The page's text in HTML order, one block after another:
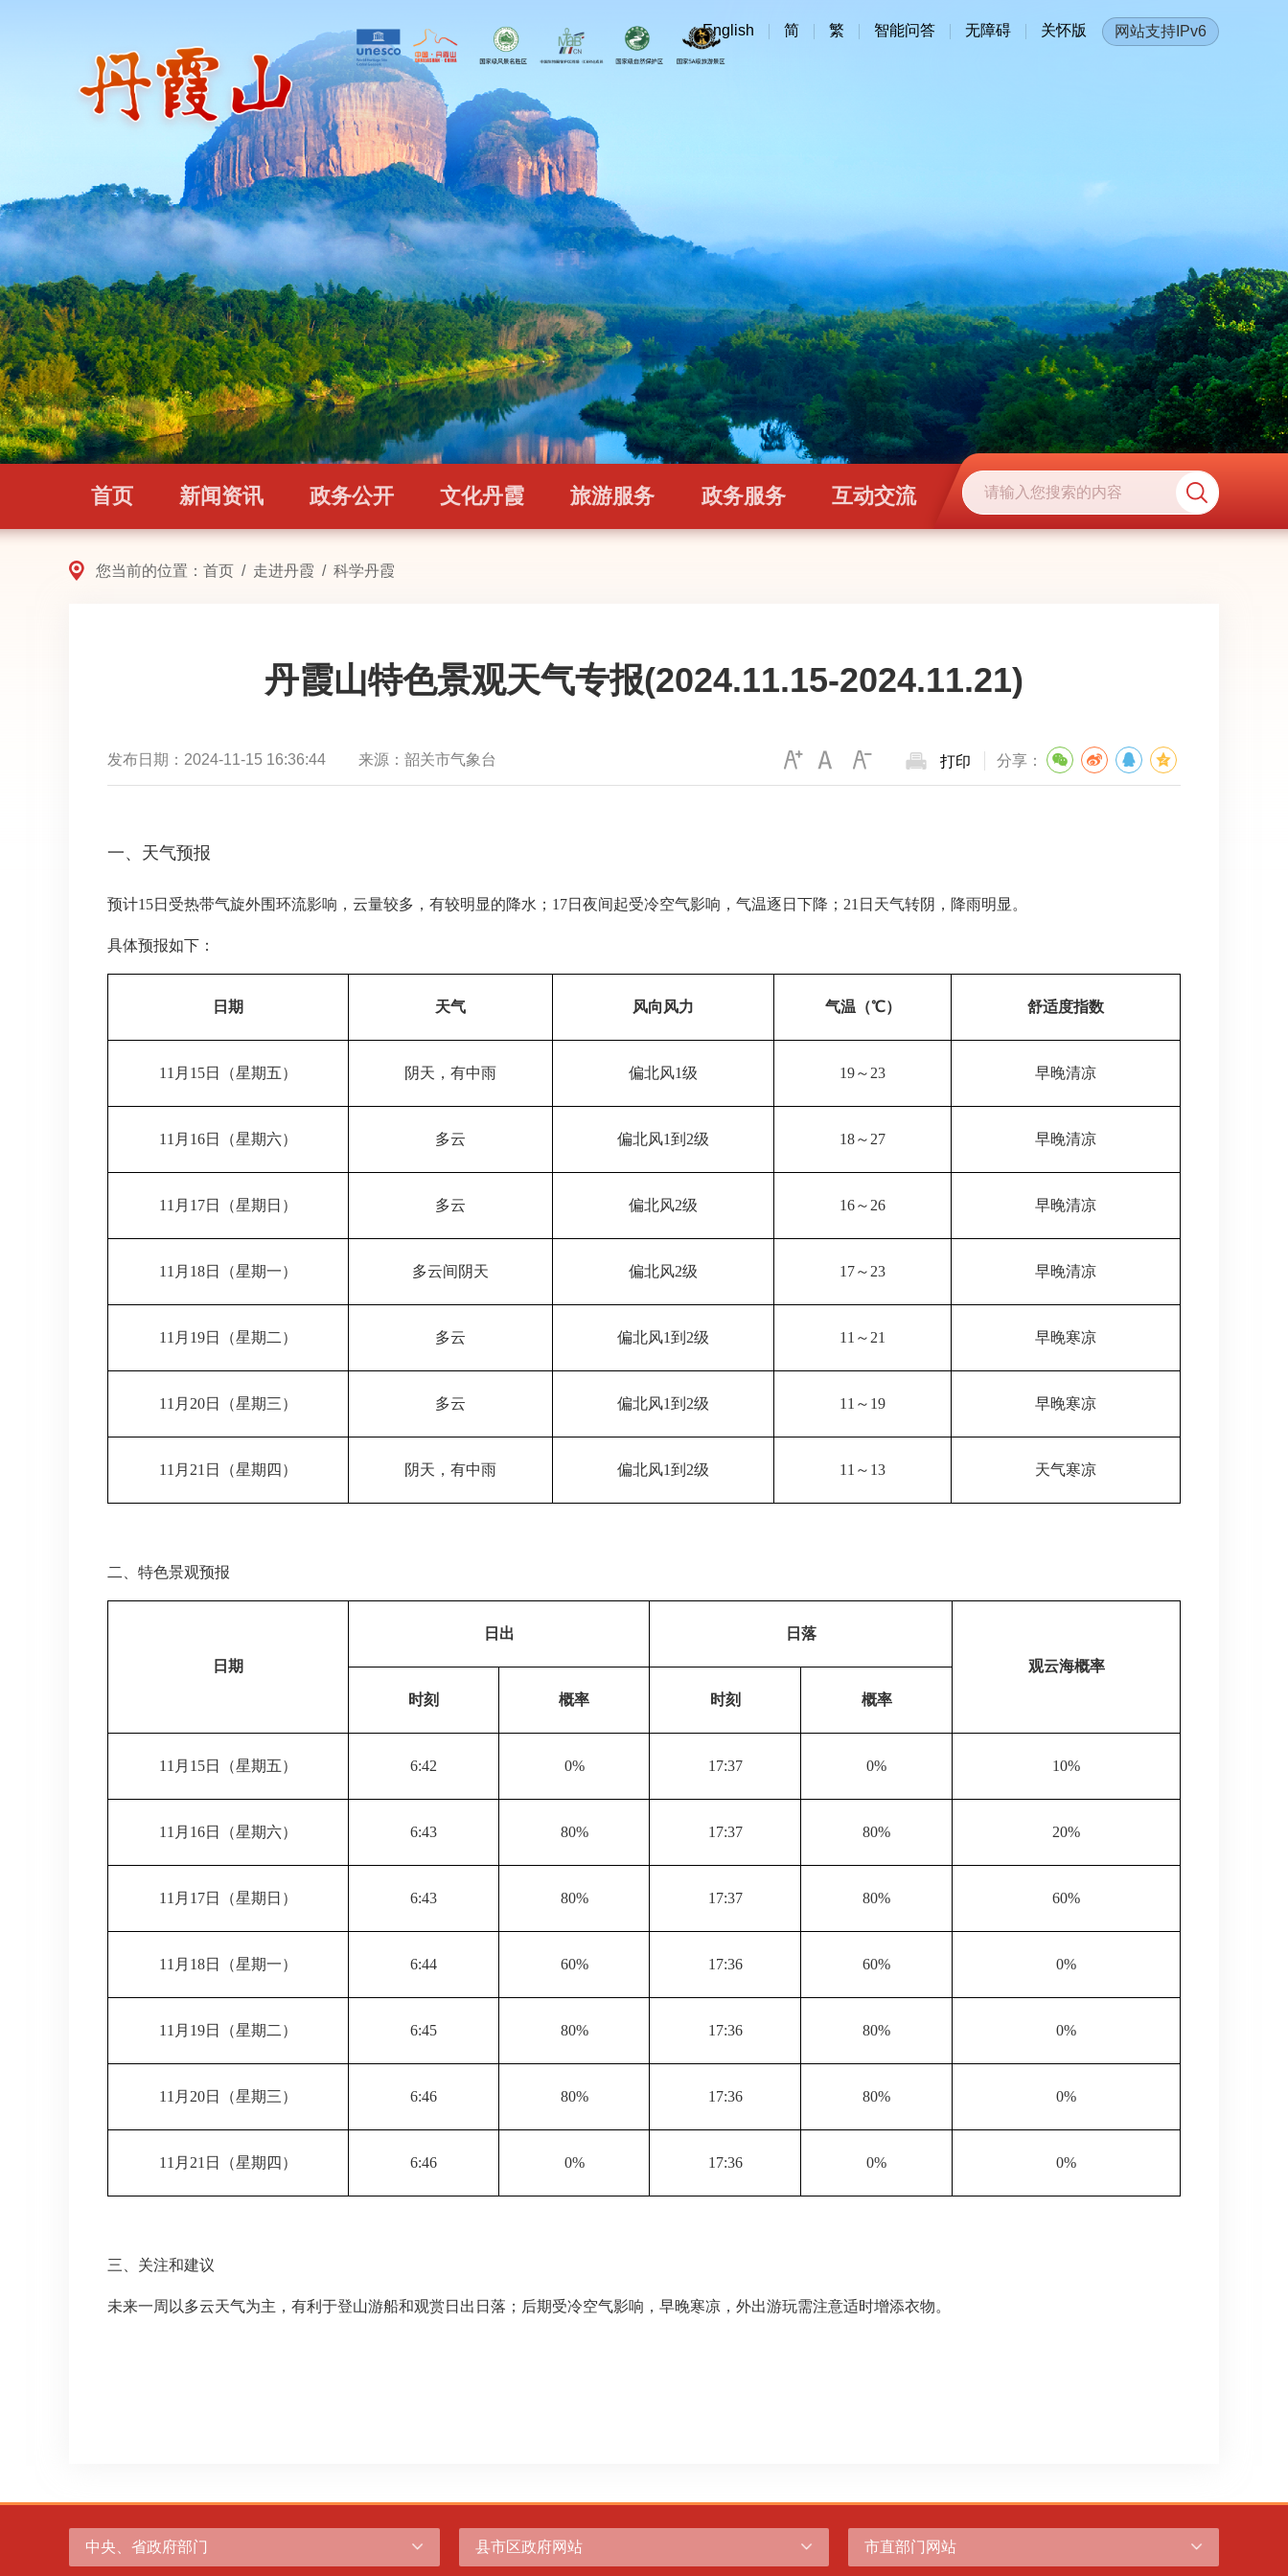
English 简 繁 智能问答 无障碍 关怀版 网站支持IPv6
首页 新闻资讯 政务公开 文化丹霞 旅游服务 政务服务 互动交流
您当前的位置： 首页 / 走进丹霞 / 科学丹霞
丹霞山特色景观天气专报(2024.11.15-2024.11.21)
发布日期： 2024-11-15 16:36:44 来源： 韶关市气象台 打印 分享：
一、天气预报
预计15日受热带气旋外围环流影响，云量较多，有较明显的降水；17日夜间起受冷空气影响，气温逐日下降；21日天气转阴，降雨明显。
具体预报如下：
日期 天气 风向风力 气温（℃） 舒适度指数
11月15日（星期五） 阴天，有中雨 偏北风1级 19～23 早晚清凉
11月16日（星期六） 多云 偏北风1到2级 18～27 早晚清凉
11月17日（星期日） 多云 偏北风2级 16～26 早晚清凉
11月18日（星期一） 多云间阴天 偏北风2级 17～23 早晚清凉
11月19日（星期二） 多云 偏北风1到2级 11～21 早晚寒凉
11月20日（星期三） 多云 偏北风1到2级 11～19 早晚寒凉
11月21日（星期四） 阴天，有中雨 偏北风1到2级 11～13 天气寒凉
二、特色景观预报
日期
日出
日落
观云海概率
时刻 概率 时刻 概率
11月15日（星期五） 6:42 0% 17:37 0% 10%
11月16日（星期六） 6:43 80% 17:37 80% 20%
11月17日（星期日） 6:43 80% 17:37 80% 60%
11月18日（星期一） 6:44 60% 17:36 60% 0%
11月19日（星期二） 6:45 80% 17:36 80% 0%
11月20日（星期三） 6:46 80% 17:36 80% 0%
11月21日（星期四） 6:46 0% 17:36 0% 0%
三、关注和建议
未来一周以多云天气为主，有利于登山游船和观赏日出日落；后期受冷空气影响，早晚寒凉，外出游玩需注意适时增添衣物。
中央、省政府部门 县市区政府网站 市直部门网站